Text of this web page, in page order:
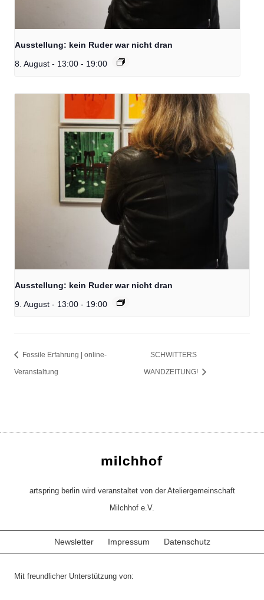
Ausstellung: kein Ruder war nicht dran
8. August - 13:00 - 19:00
Ausstellung: kein Ruder war nicht dran
9. August - 13:00 - 19:00
Fossile Erfahrung | online-
Veranstaltung
SCHWITTERS
WANDZEITUNG!
artspring berlin wird veranstaltet von der Ateliergemeinschaft
Milchhof e.V.
Newsletter Impressum Datenschutz
Mit freundlicher Unterstützung von: